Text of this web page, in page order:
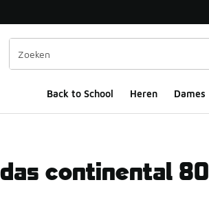
nieuw venster
Back to School Heren Dames
continental 80